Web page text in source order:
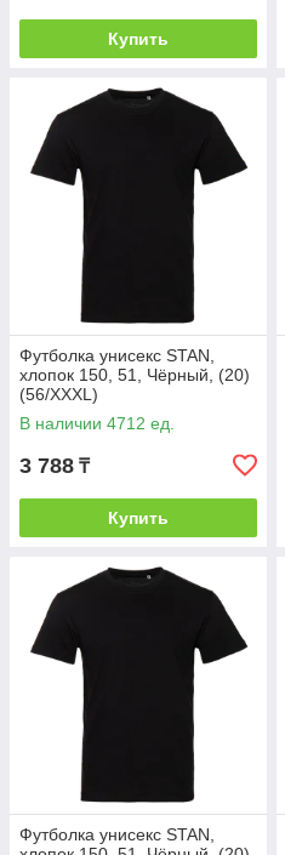
Купить
Футболка унисекс STAN,
хлопок 150, 51, Чёрный, (20)
(56/XXXL)
В наличии 4712 ед.
3 788 ₸
Купить
Футболка унисекс STAN,